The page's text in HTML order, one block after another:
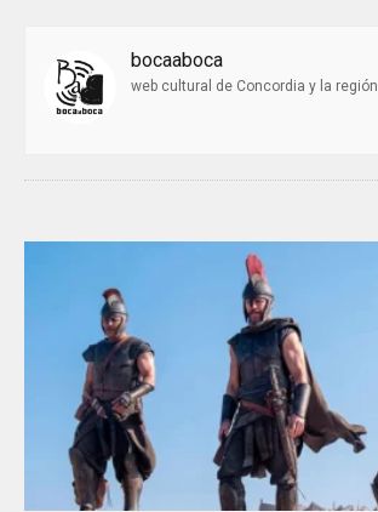
bocaaboca
web cultural de Concordia y la región